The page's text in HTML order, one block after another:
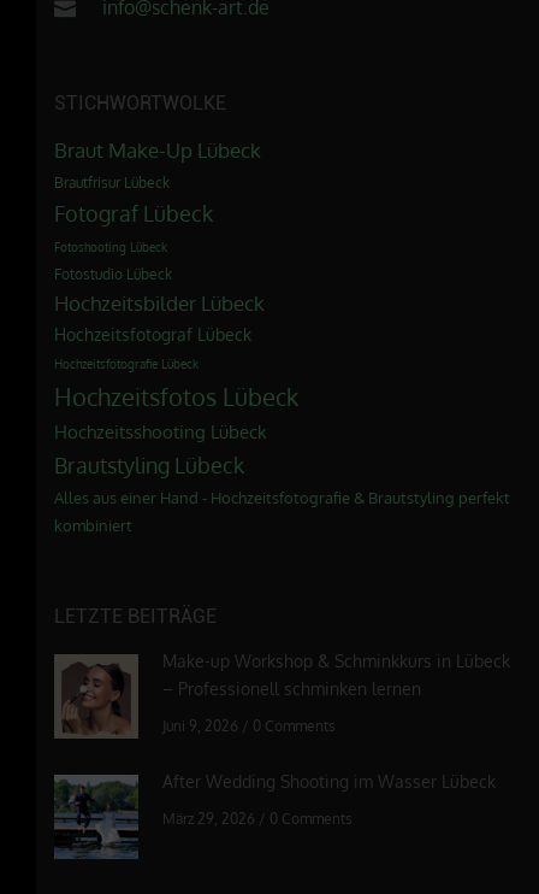
info@schenk-art.de
STICHWORTWOLKE
Braut Make-Up Lübeck
Brautfrisur Lübeck
Fotograf Lübeck
Fotoshooting Lübeck
Fotostudio Lübeck
Hochzeitsbilder Lübeck
Hochzeitsfotograf Lübeck
Hochzeitsfotografie Lübeck
Hochzeitsfotos Lübeck
Hochzeitsshooting Lübeck
Brautstyling Lübeck
Alles aus einer Hand - Hochzeitsfotografie & Brautstyling perfekt
kombiniert
LETZTE BEITRÄGE
Make-up Workshop & Schminkkurs in Lübeck
– Professionell schminken lernen
Juni 9, 2026 / 0 Comments
After Wedding Shooting im Wasser Lübeck
März 29, 2026 / 0 Comments